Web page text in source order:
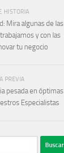
HISTORIA
Mira algunas de las
y con las
tu negocio
PREVIA
pesada en óptimas
Especialistas